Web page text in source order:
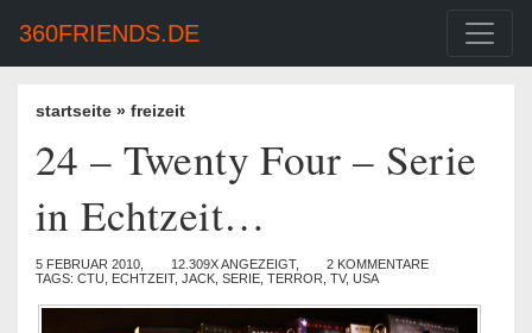
360FRIENDS.DE
startseite » freizeit
24 – Twenty Four – Serie
in Echtzeit…
5 FEBRUAR 2010, 12.309X ANGEZEIGT,
2 KOMMENTARE
TAGS: CTU ECHTZEIT, JACK SERIE TERROR TV, USA